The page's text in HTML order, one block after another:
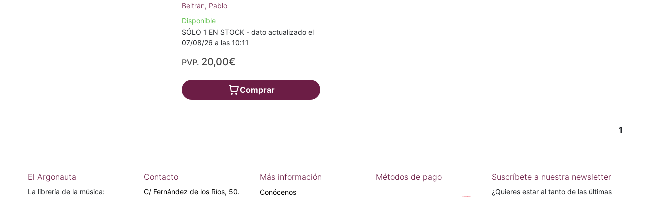
Beltrán, Pablo
Disponible
SÓLO 1 EN STOCK - dato actualizado el
07/08/26 a las 10:11
PVP. 20,00€
Comprar
1
El Argonauta
La librería de la música:
Contacto
C/ Fernández de los Ríos, 50.
Más información
Conócenos
Métodos de pago Suscríbete a nuestra newsletter
¿Quieres estar al tanto de las últimas